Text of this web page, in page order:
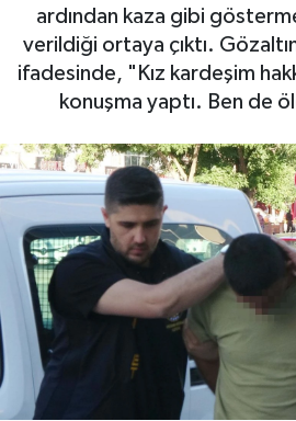
ardından kaza gibi
verildiği ortaya çıktı.
ifadesinde, "Kız kardeşim
konuşma yaptı. Ben de